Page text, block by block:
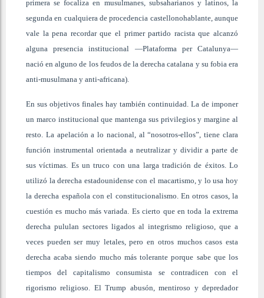
primera se focaliza en musulmanes, subsaharianos y latinos, la
segunda en cualquiera de procedencia castellonohablante, aunque
vale la pena recordar que el primer partido racista que alcanzó
alguna presencia institucional —Plataforma per Catalunya—
nació en alguno de los feudos de la derecha catalana y su fobia era
anti-musulmana y anti-africana).
En sus objetivos finales hay también continuidad. La de imponer
un marco institucional que mantenga sus privilegios y margine al
resto. La apelación a lo nacional, al “nosotros-ellos”, tiene clara
función instrumental orientada a neutralizar y dividir a parte de
sus víctimas. Es un truco con una larga tradición de éxitos. Lo
utilizó la derecha estadounidense con el macartismo, y lo usa hoy
la derecha española con el constitucionalismo. En otros casos, la
cuestión es mucho más variada. Es cierto que en toda la extrema
derecha pululan sectores ligados al integrismo religioso, que a
veces pueden ser muy letales, pero en otros muchos casos esta
derecha acaba siendo mucho más tolerante porque sabe que los
tiempos del capitalismo consumista se contradicen con el
rigorismo religioso. El Trump abusón, mentiroso y depredador